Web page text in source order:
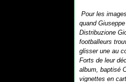
Pour les
quand
Distribuzione
footballeurs
glisser une au
Forts de leur
album, baptisé
vignettes en